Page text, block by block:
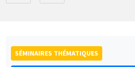
SÉMINAIRES THÉMATIQUES